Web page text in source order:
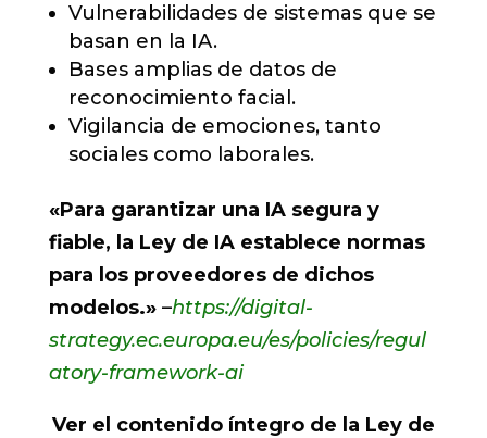
Vulnerabilidades de sistemas que se
basan en la IA.
Bases amplias de datos de
reconocimiento facial.
Vigilancia de emociones, tanto
sociales como laborales.
«Para garantizar una IA segura y
fiable, la Ley de IA establece normas
para los proveedores de dichos
modelos.»–https://digital-
strategy.ec.europa.eu/es/policies/regul
atory-framework-ai
Ver el contenido íntegro de la Ley de